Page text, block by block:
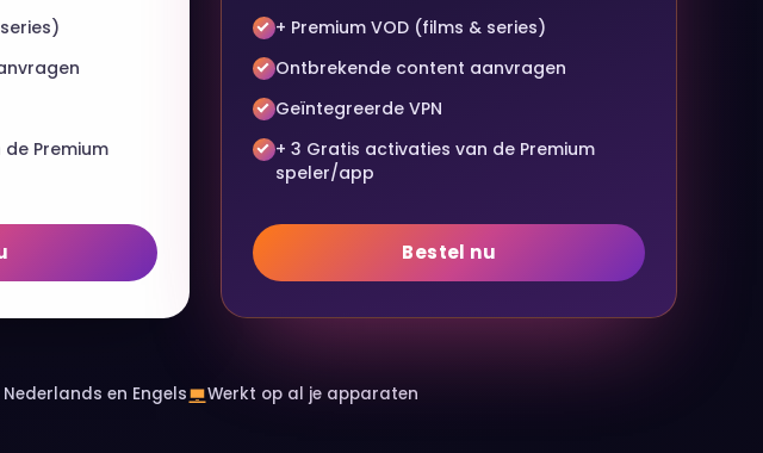
Premium
+ Premium VOD (films & series)
Ontbrekende content aanvragen
Geïntegreerde VPN
+ 3 Gratis activaties van de Premium
speler/app
Bestel nu
en Engels Werkt op al je apparaten